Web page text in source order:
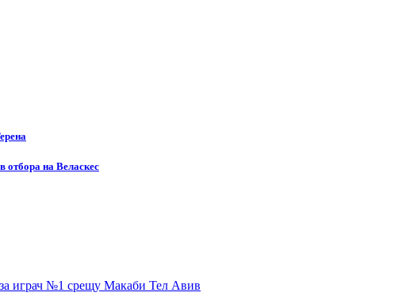
отбора на Веласкес